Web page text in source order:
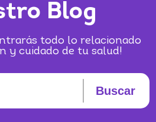
Blog
todo lo relacionado
y cuidado de tu salud!
Buscar